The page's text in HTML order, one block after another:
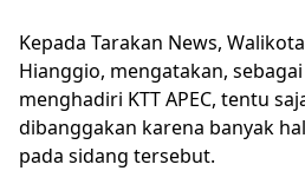
Kepada Tarakan News,
Hianggio, mengatakan,
menghadiri KTT APEC, tentu
dibanggakan karena banyak
pada sidang tersebut.